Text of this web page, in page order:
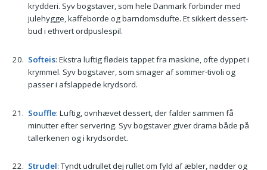
krydderi. Syv bogstaver, som hele Danmark forbinder med
julehygge, kaffeborde og barndomsdufte. Et sikkert dessert-
bud i ethvert ordpuslespil.
Softeis: Ekstra luftig flødeis tappe­t fra maskine, ofte dyppet i
krymmel. Syv bogstaver, som smager af sommer-tivoli og
passer i afslappede krydsord.
Souffle: Luftig, ovn­hævet dessert, der falder sammen få
minutter efter servering. Syv bogstaver giver drama både på
tallerkenen og i krydsordet.
Strudel: Tyndt udrullet dej rullet om fyld af æbler, nødder og